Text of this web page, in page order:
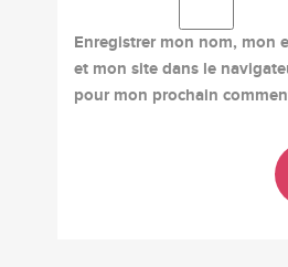
Enregistrer mon nom, mon
et mon site dans le
pour mon prochain